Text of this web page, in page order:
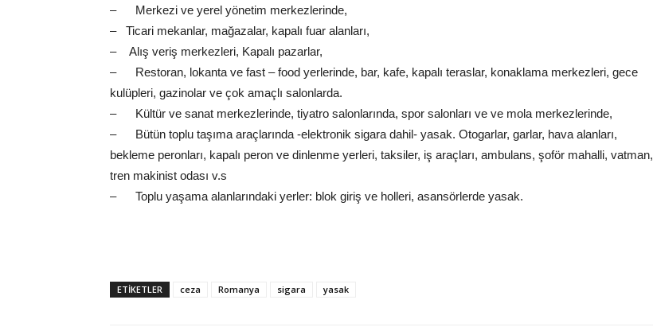
– Merkezi ve yerel yönetim merkezlerinde,
– Ticari mekanlar, mağazalar, kapalı fuar alanları,
– Alış veriş merkezleri, Kapalı pazarlar,
– Restoran, lokanta ve fast – food yerlerinde, bar, kafe, kapalı teraslar, konaklama merkezleri, gece
kulüpleri, gazinolar ve çok amaçlı salonlarda.
– Kültür ve sanat merkezlerinde, tiyatro salonlarında, spor salonları ve ve mola merkezlerinde,
– Bütün toplu taşıma araçlarında -elektronik sigara dahil- yasak. Otogarlar, garlar, hava alanları,
bekleme peronları, kapalı peron ve dinlenme yerleri, taksiler, iş araçları, ambulans, şoför mahalli, vatman,
tren makinist odası v.s
– Toplu yaşama alanlarındaki yerler: blok giriş ve holleri, asansörlerde yasak.
ETIKETLER ceza Romanya sigara yasak